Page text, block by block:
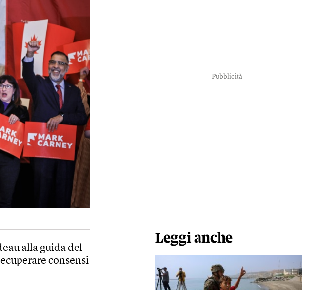
Pubblicità
alla guida del
consensi
Leggi anche